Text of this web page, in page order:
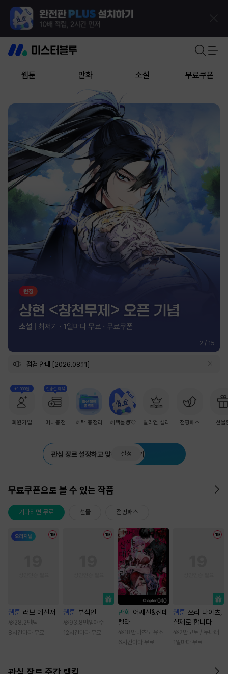
웹툰 만화 소설 무료쿠폰
2 / 15
점검 안내 [2026.08.11]
+1,000원
회원가입
첫충전 혜택
머니충전 혜택 총정리 혜택몰빵💘 밀리언 셀러 점핑패스 선물
관심 장르 설정하고 맞춤 추천 받기
설정
무료쿠폰으로 볼 수 있는 작품
기다리면 무료 선물 점핑패스
웹툰 러브 메신저
28.2만 딱
8시간마다 무료
웹툰 부식인
93.8만 임애주
12시간마다 무료
만화 어쌔신&신데
렐라
18만 나츠노 유조
6시간마다 무료
웹툰 쓰리 나이츠,
실제로 합니다
2만 고토 / 두나래
1일마다 무료